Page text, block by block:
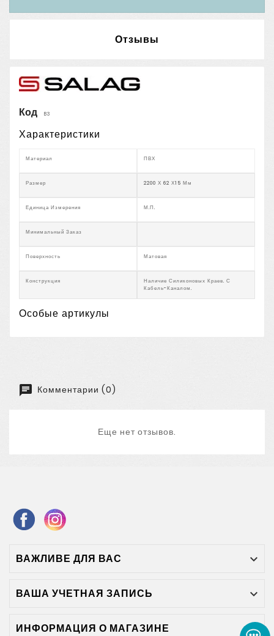
Отзывы
Код B3
Характеристики
Материал ПВХ
Размер 2200 Х 62 Х15 Мм
Единица Измерения М.п.
Минимальный Заказ
Поверхность Матовая
Конструкция
Наличие Силиконовых Краев. С
Кабель-Каналом.
Особые артикулы
Комментарии (0)
Еще нет отзывов.
ВАЖЛИВЕ ДЛЯ ВАС 
ВАША УЧЕТНАЯ ЗАПИСЬ 
ИНФОРМАЦИЯ О МАГАЗИНЕ 